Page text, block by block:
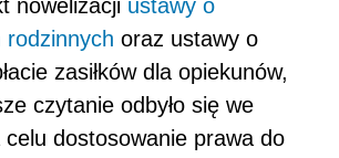
nowelizacji ustawy o
rodzinnych oraz ustawy o
zasiłków dla opiekunów,
czytanie odbyło się we
dostosowanie prawa do